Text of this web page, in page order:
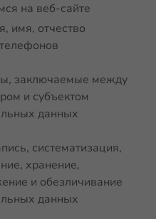
на веб-сайте
имя, отчество
заключаемые между
и субъектом
данных
систематизация,
хранение,
и обезличивание
данных